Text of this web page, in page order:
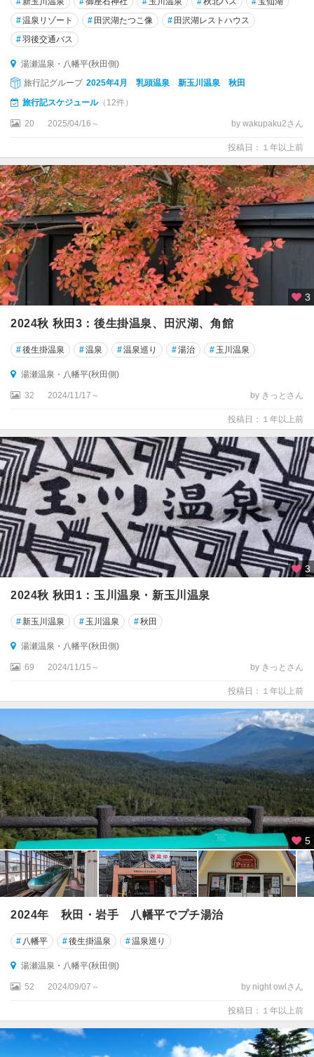
#温泉リゾート # 田沢湖たつこ像 # 田沢湖レストハウス
#羽後交通バス
湯瀬温泉・八幡平(秋田側)
旅行記グループ 2025年4月 乳頭温泉 新玉川温泉 秋田
旅行記スケジュール（12件）
20 2025/04/16～ by wakupaku2さん
投稿日：１年以上前
3
2024秋 秋田3：後生掛温泉、田沢湖、角館
#後生掛温泉 #温泉 #温泉巡り #湯治 # 玉川温泉
湯瀬温泉・八幡平(秋田側)
32 2024/11/17～ by きっとさん
投稿日：１年以上前
3
2024秋 秋田1：玉川温泉・新玉川温泉
#新玉川温泉 # 玉川温泉 #秋田
湯瀬温泉・八幡平(秋田側)
69 2024/11/15～ by きっとさん
投稿日：１年以上前
5
2024年 秋田・岩手 八幡平でプチ湯治
# 八幡平 #後生掛温泉 #温泉巡り
湯瀬温泉・八幡平(秋田側)
52 2024/09/07～ by night owlさん
投稿日：１年以上前